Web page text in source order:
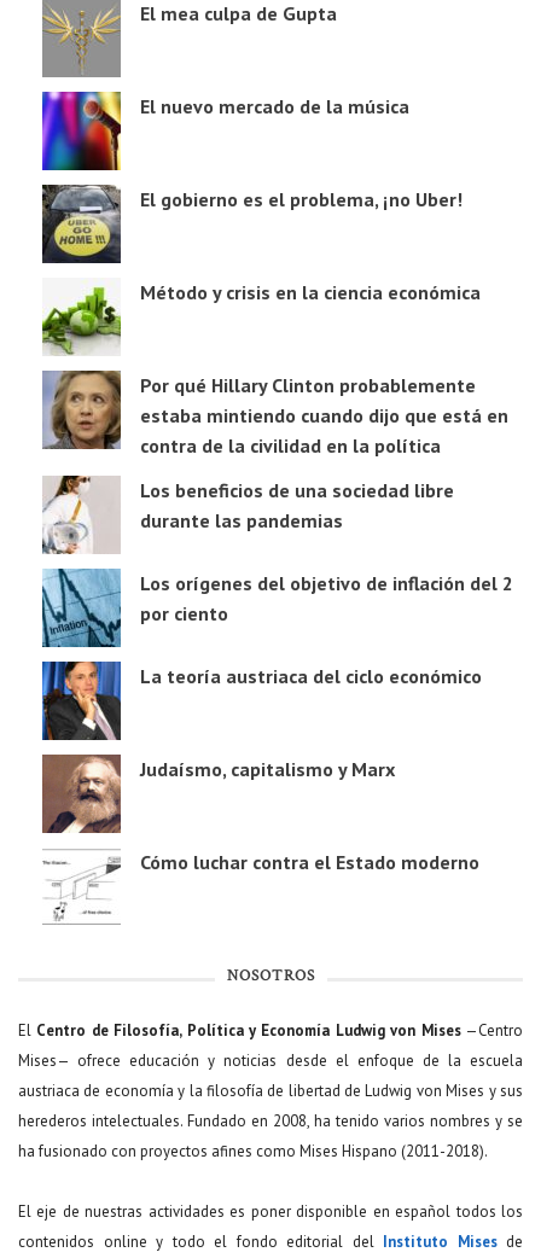
El mea culpa de Gupta
El nuevo mercado de la música
El gobierno es el problema, ¡no Uber!
Método y crisis en la ciencia económica
Por qué Hillary Clinton probablemente
estaba mintiendo cuando dijo que está en
contra de la civilidad en la política
Los beneficios de una sociedad libre
durante las pandemias
Los orígenes del objetivo de inflación del 2
por ciento
La teoría austriaca del ciclo económico
Judaísmo, capitalismo y Marx
Cómo luchar contra el Estado moderno
NOSOTROS
El Centro de Filosofía, Política y Economía Ludwig von Mises—Centro
Mises— ofrece educación y noticias desde el enfoque de la escuela
austriaca de economía y la filosofía de libertad de Ludwig von Mises y sus
herederos intelectuales. Fundado en 2008, ha tenido varios nombres y se
ha fusionado con proyectos afines como Mises Hispano (2011-2018).
El eje de nuestras actividades es poner disponible en español todos los
contenidos online y todo el fondo editorial del Instituto Misesde